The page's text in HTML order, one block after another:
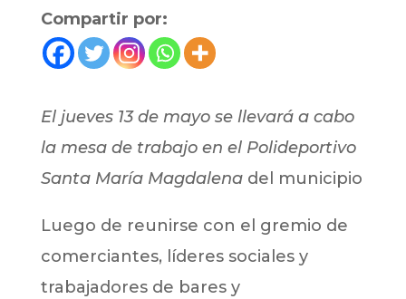
Compartir por:
El jueves 13 de mayo se llevará a cabo
la mesa de trabajo en el Polideportivo
Santa María Magdalenadel municipio
Luego de reunirse con el gremio de
comerciantes, líderes sociales y
trabajadores de bares y